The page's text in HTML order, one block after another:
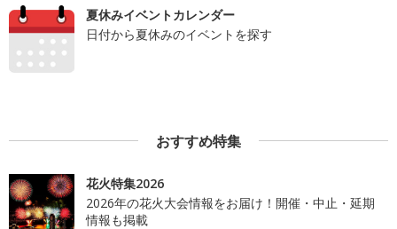
夏休みイベントカレンダー
日付から夏休みのイベントを探す
おすすめ特集
花火特集2026
2026年の花火大会情報をお届け！開催・中止・延期
情報も掲載